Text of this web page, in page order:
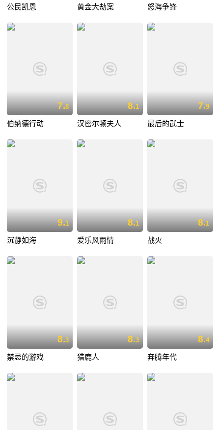
公民凯恩 黄金大劫案 怒海争锋
7.8
伯纳德行动
8.1
汉密尔顿夫人
7.9
最后的武士
9.1
沉静如海
8.1
爱乐风雨情
8.1
战火
8.3
禁忌的游戏
8.3
猎鹿人
8.4
奔腾年代